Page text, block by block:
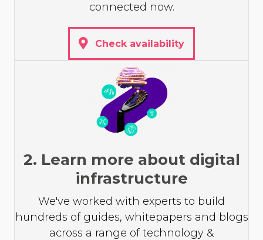
connected now.
Check availability
2. Learn more about digital
infrastructure
We've worked with experts to build
hundreds of guides, whitepapers and blogs
across a range of technology &